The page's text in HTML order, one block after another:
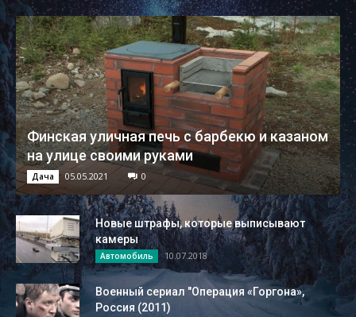
Финская уличная печь с барбекю и казаном
на улице своими руками
Дача 05.05.2021 0
Новые штрафы, которые выписывают
камеры
Автомобиль 10.07.2018
Военный сериал "Операция «Горгона»,
Россия (2011)